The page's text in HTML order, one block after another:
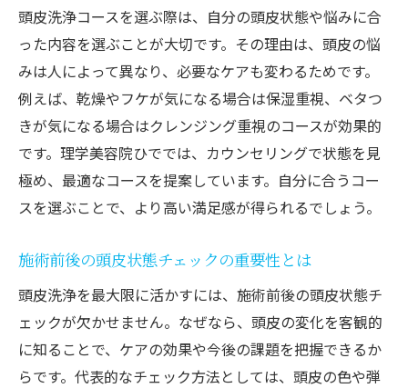
頭皮洗浄コースを選ぶ際は、自分の頭皮状態や悩みに合
った内容を選ぶことが大切です。その理由は、頭皮の悩
みは人によって異なり、必要なケアも変わるためです。
例えば、乾燥やフケが気になる場合は保湿重視、ベタつ
きが気になる場合はクレンジング重視のコースが効果的
です。理学美容院ひででは、カウンセリングで状態を見
極め、最適なコースを提案しています。自分に合うコー
スを選ぶことで、より高い満足感が得られるでしょう。
施術前後の頭皮状態チェックの重要性とは
頭皮洗浄を最大限に活かすには、施術前後の頭皮状態チ
ェックが欠かせません。なぜなら、頭皮の変化を客観的
に知ることで、ケアの効果や今後の課題を把握できるか
らです。代表的なチェック方法としては、頭皮の色や弾